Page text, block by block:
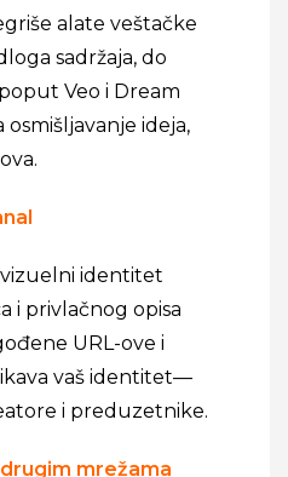
alate veštačke
sadržaja, do
Veo i Dream
osmišljavanje ideja,
identitet
i privlačnog opisa
URL-ove i
vaš identitet—
i preduzetnike.
mrežama